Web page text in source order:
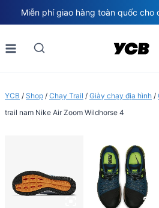
to
content
Miễn phí giao hàng toàn quốc
YCB / Shop / Chạy Trail / Giày chạy địa hình /
trail nam Nike Air Zoom Wildhorse 4